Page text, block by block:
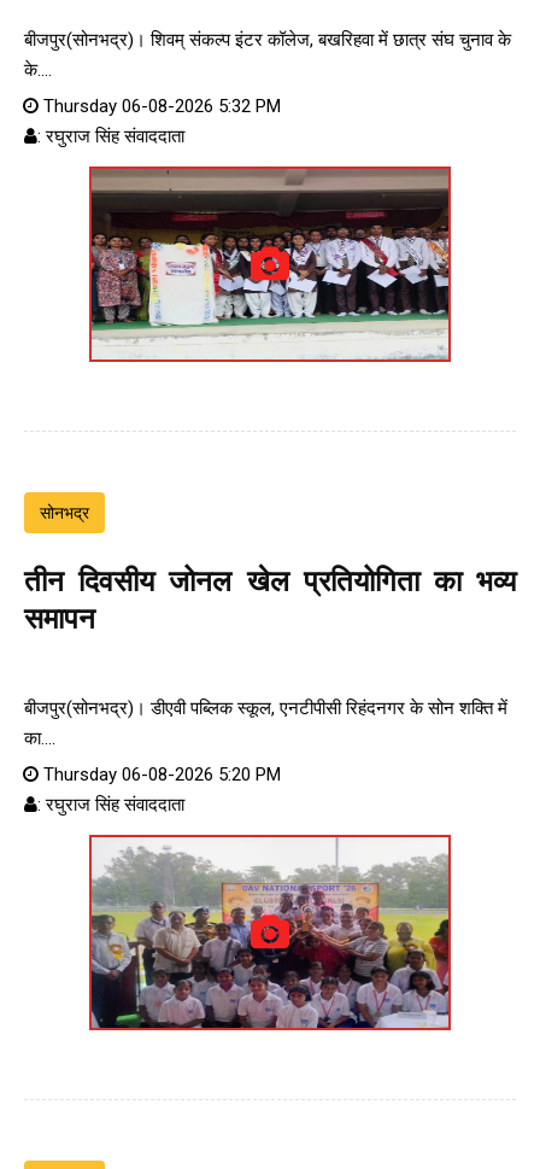
बीजपुर(सोनभद्र)। शिवम् संकल्प इंटर कॉलेज, बखरिहवा में छात्र संघ चुनाव के
के....
Thursday 06-08-2026 5:32 PM
: रघुराज सिंह संवाददाता
सोनभद्र
तीन दिवसीय जोनल खेल प्रतियोगिता का भव्य
समापन
बीजपुर(सोनभद्र)। डीएवी पब्लिक स्कूल, एनटीपीसी रिहंदनगर के सोन शक्ति में
का....
Thursday 06-08-2026 5:20 PM
: रघुराज सिंह संवाददाता